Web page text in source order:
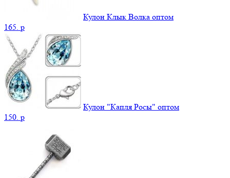
Кулон Клык Волка оптом
165. p
Кулон "Капля Росы" оптом
150. p